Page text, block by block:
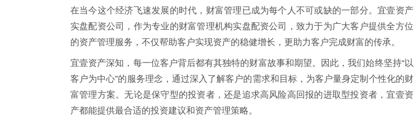
在当今这个经济飞速发展的时代，财富管理已成为每个人不可或缺的一部分。宜壹资产
实盘配资公司，作为专业的财富管理机构实盘配资公司，致力于为广大客户提供全方位
的资产管理服务，不仅帮助客户实现资产的稳健增长，更助力客户完成财富的传承。
宜壹资产深知，每一位客户背后都有其独特的财富故事和期望。因此，我们始终坚持“以
客户为中心”的服务理念，通过深入了解客户的需求和目标，为客户量身定制个性化的财
富管理方案。无论是保守型的投资者，还是追求高风险高回报的进取型投资者，宜壹资
产都能提供最合适的投资建议和资产管理策略。